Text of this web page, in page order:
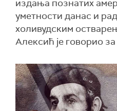
издања познатих
уметности данас и
холивудским
Алексић је говорио